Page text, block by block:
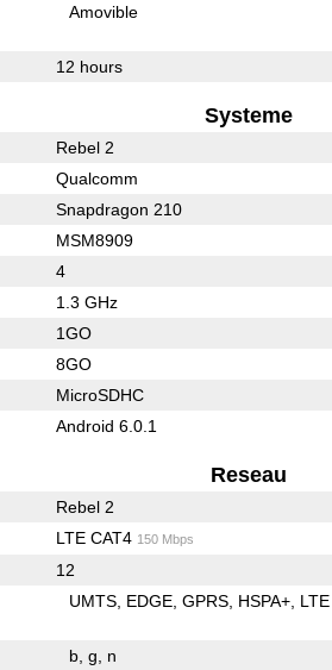
Amovible
12 hours
Systeme
Rebel 2
Qualcomm
Snapdragon 210
MSM8909
4
1.3 GHz
1GO
8GO
MicroSDHC
Android 6.0.1
Reseau
Rebel 2
LTE CAT4 150 Mbps
12
UMTS EDGE GPRS HSPA+ LTE
b g n